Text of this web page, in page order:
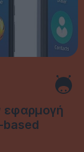
εφαρμογή
based